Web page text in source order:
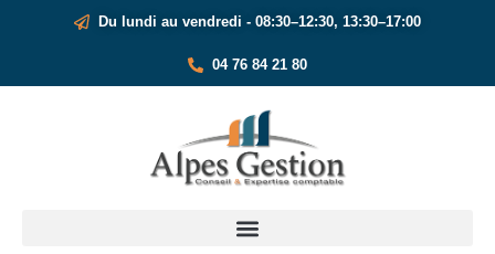
Du lundi au vendredi - 08:30–12:30, 13:30–17:00
04 76 84 21 80